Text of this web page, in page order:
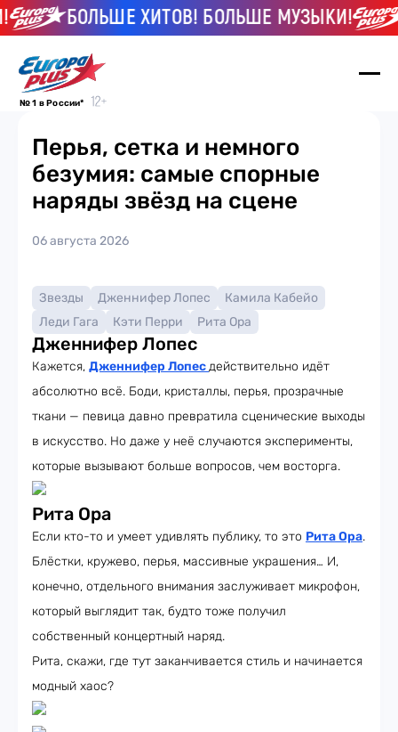
БОЛЬШЕ ХИТОВ! БОЛЬШЕ МУЗЫКИ!
№ 1 в России*
Перья, сетка и немного
безумия: самые спорные
наряды звёзд на сцене
06 августа 2026
Звезды Дженнифер Лопес
Камила Кабейо
Леди Гага
Кэти Перри Рита Ора
Дженнифер Лопес
Кажется, Дженнифер Лопесдействительно идёт
абсолютно всё. Боди, кристаллы, перья, прозрачные
ткани — певица давно превратила сценические выходы
в искусство. Но даже у неё случаются эксперименты,
которые вызывают больше вопросов, чем восторга.
Рита Ора
Если кто-то и умеет удивлять публику, то это Рита Ора.
Блёстки, кружево, перья, массивные украшения… И,
конечно, отдельного внимания заслуживает микрофон,
который выглядит так, будто тоже получил
собственный концертный наряд.
Рита, скажи, где тут заканчивается стиль и начинается
модный хаос?